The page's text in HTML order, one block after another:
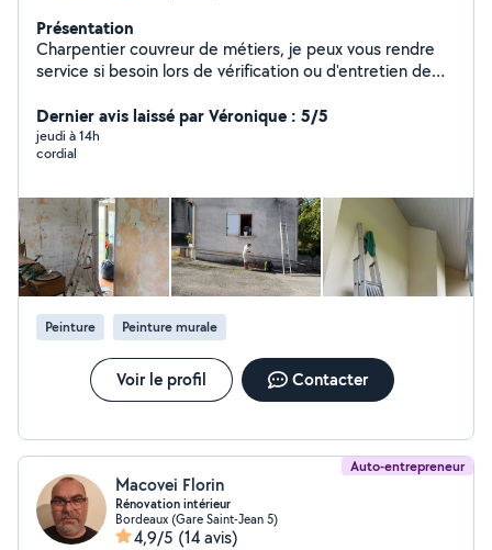
Présentation
Charpentier couvreur de métiers, je peux vous rendre
service si besoin lors de vérification ou d'entretien de
peinture seulement, gros œuvres.
Dernier avis laissé par Véronique : 5/5
jeudi à 14h
cordial
Peinture Peinture murale
Voir le profil Contacter
Auto-entrepreneur
Macovei Florin
Rénovation intérieur
Bordeaux (Gare Saint-Jean 5)
4,9/5 (14 avis)